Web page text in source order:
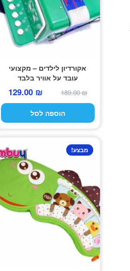
אקורדיון לילדים – מקצועי
עובד על אוויר בלבד
189.00₪
המחיר
המקורי
היה:
129.00 ₪
הוספה לסל
מבצע!